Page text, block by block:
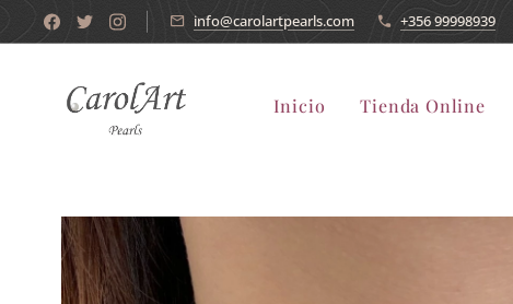
info@carolartpearls.com +356 99998939
Inicio Tienda Online